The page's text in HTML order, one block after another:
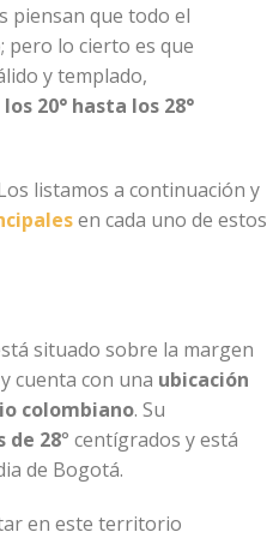
piensan que todo el
lo cierto es que
y templado,
20° hasta los 28°
listamos a continuación y
en cada uno de estos
situado sobre la margen
cuenta con una ubicación
colombiano. Su
de 28° centígrados y está
de Bogotá.
en este territorio